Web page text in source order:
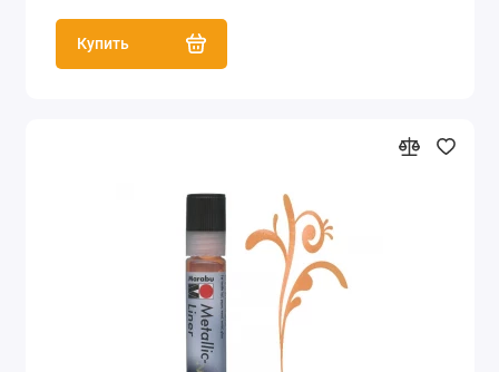
Купить